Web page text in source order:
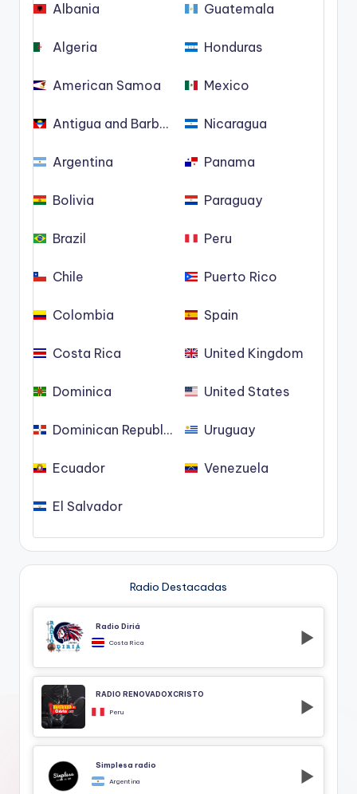
Albania
Algeria
American Samoa
Antigua and Barbuda
Argentina
Bolivia
Brazil
Chile
Colombia
Costa Rica
Dominica
Dominican Republic
Ecuador
El Salvador
Guatemala
Honduras
Mexico
Nicaragua
Panama
Paraguay
Peru
Puerto Rico
Spain
United Kingdom
United States
Uruguay
Venezuela
Radio Destacadas
Radio Diriá
Costa Rica
RADIO RENOVADOXCRISTO
Peru
Simplesa radio
Argentina